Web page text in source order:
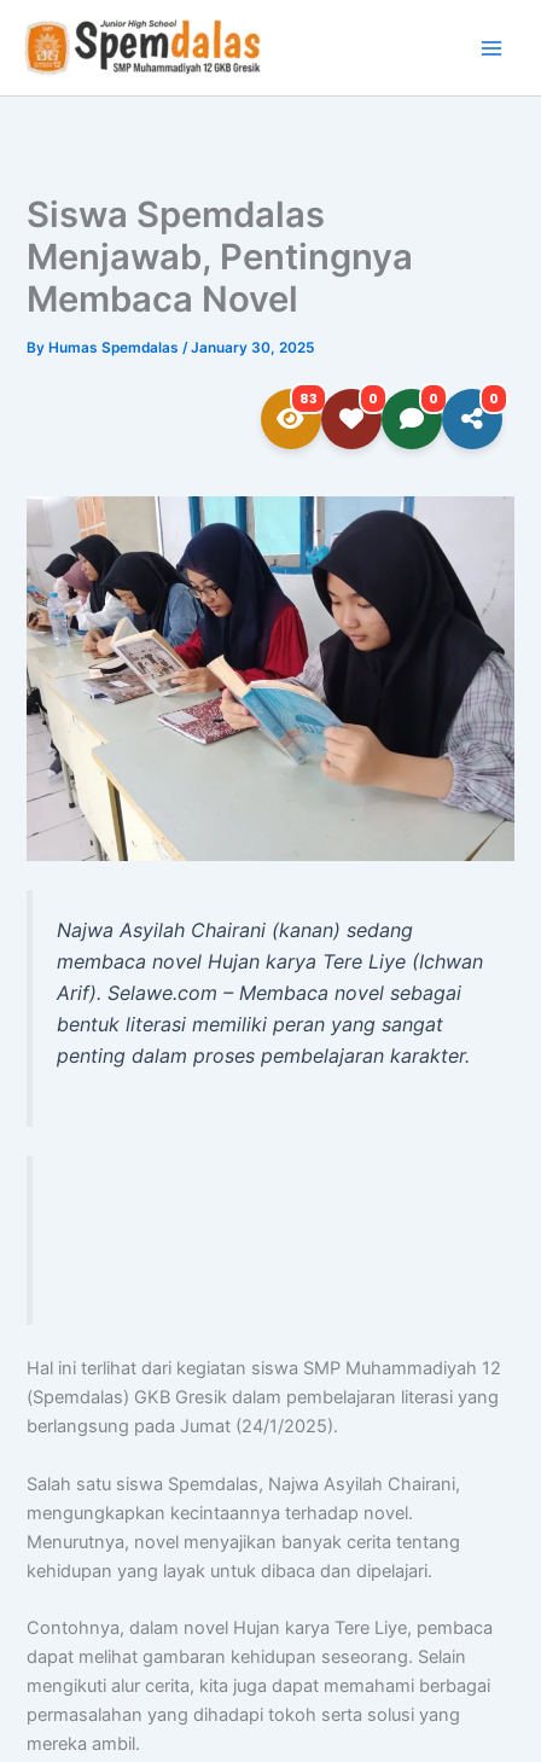
Halo! SayaAISA-A rtificial Intelligence
ssistant.
Ada yang bisa saya bantu?
📝 Info Pendaftaran (PPDB)
🏆 Program Unggulan
📍 Lokasi & Kontak
content
Siswa Spemdalas
Menjawab, Pentingnya
Membaca Novel
By Humas Spemdalas/January 30, 2025
83 0 0 0
Najwa Asyilah Chairani (kanan) sedang
membaca novel Hujan karya Tere Liye (Ichwan
Arif). Selawe.com – Membaca novel sebagai
bentuk literasi memiliki peran yang sangat
penting dalam proses pembelajaran karakter.
Hal ini terlihat dari kegiatan siswa SMP Muhammadiyah 12
(Spemdalas) GKB Gresik dalam pembelajaran literasi yang
berlangsung pada Jumat (24/1/2025).
Salah satu siswa Spemdalas, Najwa Asyilah Chairani,
mengungkapkan kecintaannya terhadap novel.
Menurutnya, novel menyajikan banyak cerita tentang
kehidupan yang layak untuk dibaca dan dipelajari.
Contohnya, dalam novel Hujan karya Tere Liye, pembaca
dapat melihat gambaran kehidupan seseorang. Selain
mengikuti alur cerita, kita juga dapat memahami berbagai
permasalahan yang dihadapi tokoh serta solusi yang
mereka ambil.